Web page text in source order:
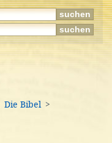
Die Bibel
>